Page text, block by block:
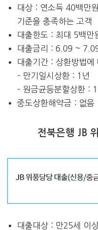
대상 : 연소득 40백만
기준을 충족하는 고객
대출한도 : 최대 5백만
대출금리 : 6.09 ~
대출기간 : 상환방법에
– 만기일시상환 : 1년
– 원금균등분할상환 :
중도상환해약금 : 없음
전북은행 JB
대출대상 : 만25세 이